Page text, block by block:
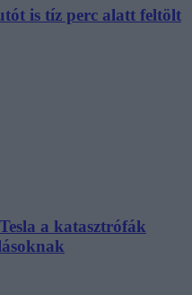
is tíz perc alatt feltölt
a katasztrófák